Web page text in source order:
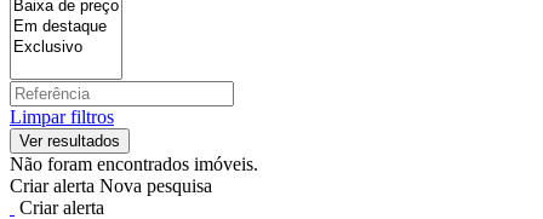
Limpar filtros
Não foram encontrados imóveis.
Criar alerta Nova pesquisa
Criar alerta